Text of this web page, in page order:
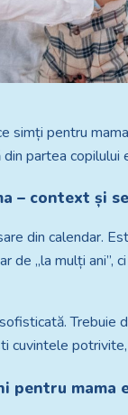
simți pentru
partea
– context și
din calendar.
de „la mulți ani”,
Trebuie
cuvintele
pentru mama